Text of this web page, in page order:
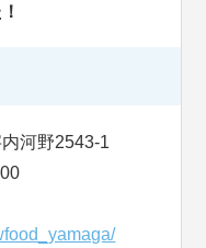
河野2543-1